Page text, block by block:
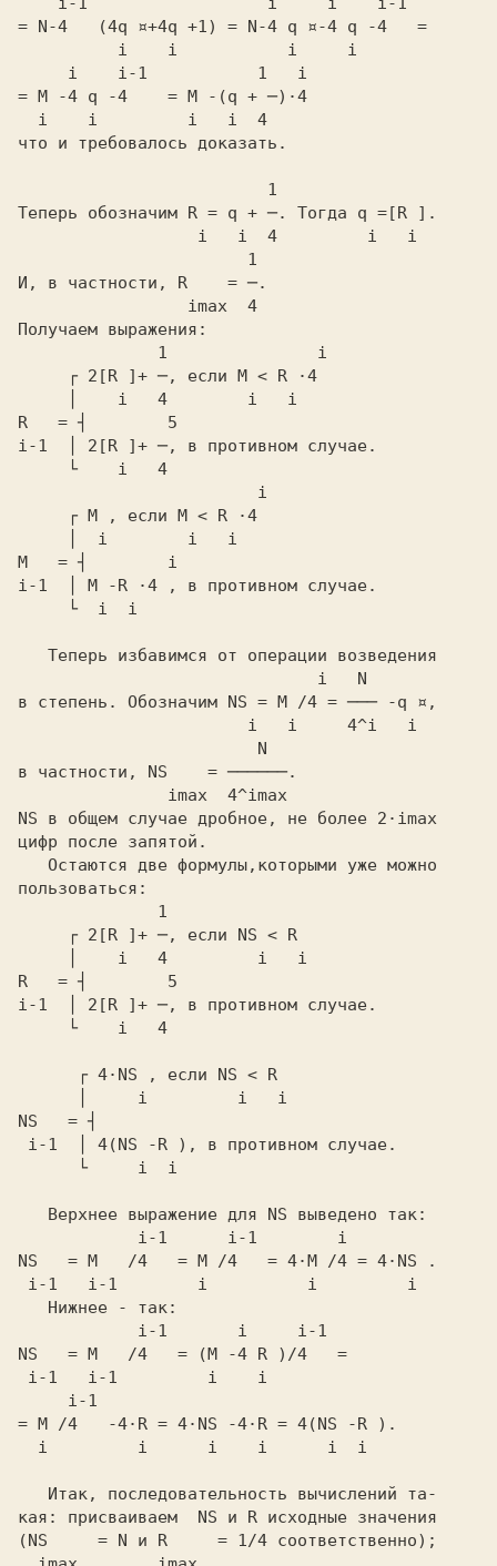
= N-4   (4q ¤+4q +1) = N-4 q ¤-4 q -4   =
     i    i-1           1   i
= M -4 q -4    = M -(q + ─)·4
  i    i         i   i  4
что и требовалось доказать.
         1
Теперь обозначим R = q + ─. Тогда q =[R ].
  i   i  4         i   i
        1
И, в частности,
R    = ─.
  imax  4
     ┌ 2[R ]+ ─,
если
     │    i   4        i   i
R   = ┤        5
i-1  │ 2[R ]+ ─,
     ┌ M ,
если
     │  i        i   i
M   = ┤        i
i-1  │ M -R ·4 ,
     └  i  i
          i   N
в степень. Обозначим NS = M /4 = ─── -q ¤,
   i   i     4^i   i
            N
в частности,
NS    = ──────.
   imax  4^imax
NS в общем случае дробное, не более 2·imax
цифр после запятой.
     ┌ 2[R ]+ ─,
если
     │    i   4         i   i
R   = ┤        5
i-1  │ 2[R ]+ ─,
     └    i   4
      ┌ 4·NS ,
если
      │     i         i   i
NS   = ┤
i-1  │ 4(NS -R ),
      └     i  i
   Верхнее выражение для
NS
            i-1      i-1        i
NS   = M   /4   = M /4   = 4·M /4 = 4·NS .
i-1   i-1        i          i         i
            i-1       i     i-1
NS   = M   /4   = (M -4 R )/4   =
     i-1
= M /4   -4·R = 4·NS -4·R = 4(NS -R ).
  i         i      i    i      i  i
кая: присваиваем
NS и R исходные значения
(NS     = N и R     = 1/4 соответственно);